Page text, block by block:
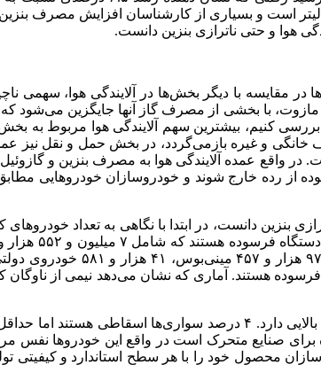
و پخش فرآورده‌های نفتی میزان تولید بنزین در کشور ۱۲۰ میلیون لیتر است و
هوا و حتی ناترازی بنزین دانست.
مقایسه با دیگر بخش‌ها در آلایندگی هوا، سهمی
با بخشی از مصرف گاز آنها جایگزین می‌شود که
خانگی و غیره بازمی‌گردد، در بخش حمل و نقل
در واقع عمده آلایندگی هوا به مصرف بنزین و
۷۷۲ خودروی کار و ۸۳ هزار و ۸۶۸ سایر وسایل نقلیه فرسوده هستند.
برای منابع متحرک و ۸۳ درصد گازهای آلاینده برای صنایع متحرک است
محصول خود را با هر سطح استاندارد و کیفیتی